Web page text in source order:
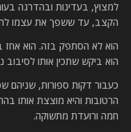
למצוץ, בעדינות ובהדרגה
הקצב, עד ששפך את עצמו
הוא לא הסתפק בזה. הוא אחז
הוא ביקש שתכין אותו
הרטובות והיא מוצצת אותו
חמה ורועדת מתשוקה.